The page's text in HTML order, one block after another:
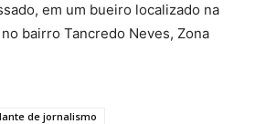
em um bueiro localizado na
bairro Tancredo Neves, Zona
de jornalismo